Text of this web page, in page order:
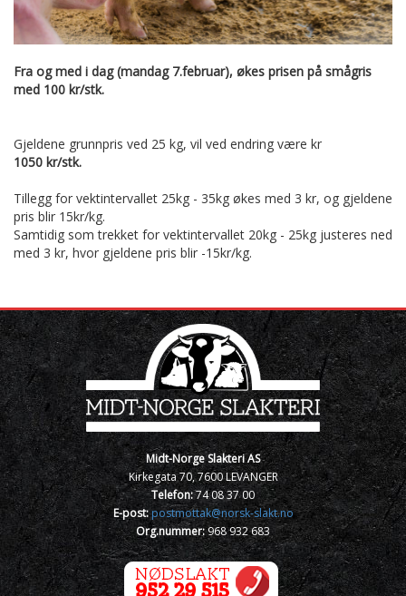
Fra og med i dag (mandag 7.februar), økes prisen på smågris
med 100 kr/stk.
Gjeldene grunnpris ved 25 kg, vil ved endring være kr
1050 kr/stk.
Tillegg for vektintervallet 25kg - 35kg økes med 3 kr, og gjeldene
pris blir 15kr/kg.
Samtidig som trekket for vektintervallet 20kg - 25kg justeres ned
med 3 kr, hvor gjeldene pris blir -15kr/kg.
Midt-Norge Slakteri AS
Kirkegata 70, 7600 LEVANGER
Telefon:74 08 37 00
E-post:postmottak@norsk-slakt.no
Org.nummer:968 932 683